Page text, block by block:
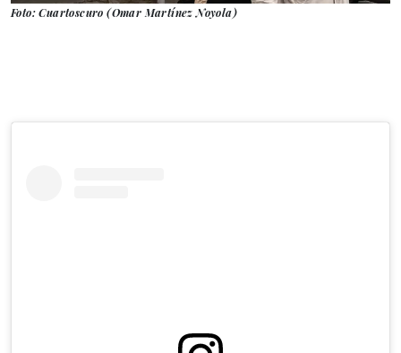
Foto: Cuartoscuro (Omar Martínez Noyola)